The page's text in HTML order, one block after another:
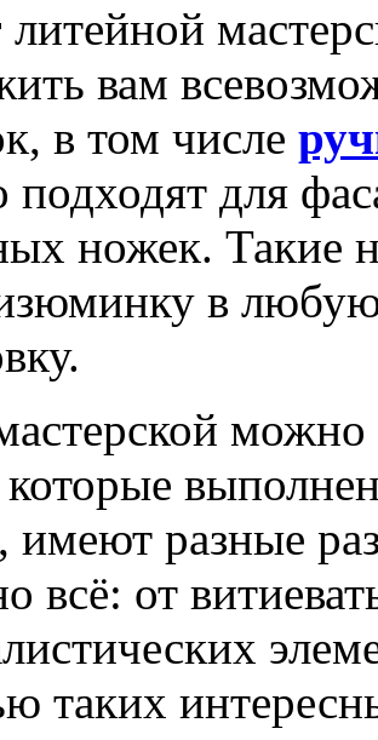
литейной
вам
в том числе
подходят для
ножек. Такие
в
можно
которые
имеют разные
всё: от
таких